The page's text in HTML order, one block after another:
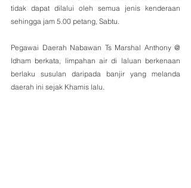
tidak dapat dilalui oleh semua jenis kenderaan
sehingga jam 5.00 petang, Sabtu.
Pegawai Daerah Nabawan Ts Marshal Anthony @
Idham berkata, limpahan air di laluan berkenaan
berlaku susulan daripada banjir yang melanda
daerah ini sejak Khamis lalu.